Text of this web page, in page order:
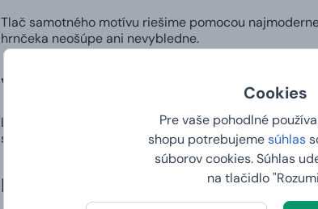
Cookies
Pre vaše pohodlné
shopu potrebujemesúhlas
súborov cookies. Súhlas
na tlačidlo
Tlač samotného motívu riešime pomocou
hrnčeka neošúpe ani nevybledne.
Vlastný dizajn
Ľahko a rýchlo si v našom editore môžete vytvoriť
spôsob, ako niekomu pripraviť skutočne osobitý
Doručenie do 2. dňa